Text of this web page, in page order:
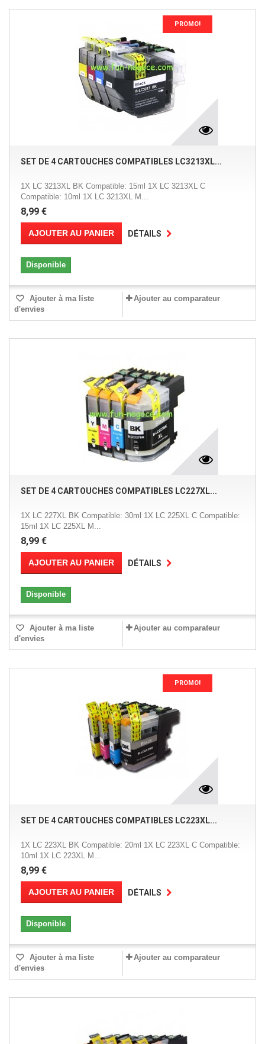
PROMO!
SET DE 4 CARTOUCHES COMPATIBLES LC3213XL...
1X LC 3213XL BK Compatible: 15ml 1X LC 3213XL C
Compatible: 10ml 1X LC 3213XL M...
8,99 €
AJOUTER AU PANIER DÉTAILS
Disponible
Ajouter à ma liste
d'envies
Ajouter au comparateur
SET DE 4 CARTOUCHES COMPATIBLES LC227XL...
1X LC 227XL BK Compatible: 30ml 1X LC 225XL C Compatible:
15ml 1X LC 225XL M...
8,99 €
AJOUTER AU PANIER DÉTAILS
Disponible
Ajouter à ma liste
d'envies
Ajouter au comparateur
PROMO!
SET DE 4 CARTOUCHES COMPATIBLES LC223XL...
1X LC 223XL BK Compatible: 20ml 1X LC 223XL C Compatible:
10ml 1X LC 223XL M...
8,99 €
AJOUTER AU PANIER DÉTAILS
Disponible
Ajouter à ma liste
d'envies
Ajouter au comparateur